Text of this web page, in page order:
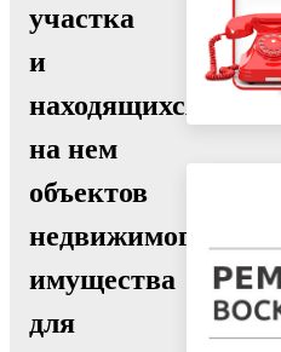
участка
и
находящихся
на нем
объектов
недвижимого
имущества
для